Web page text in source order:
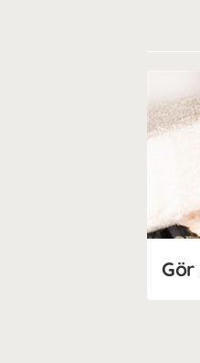
Gör